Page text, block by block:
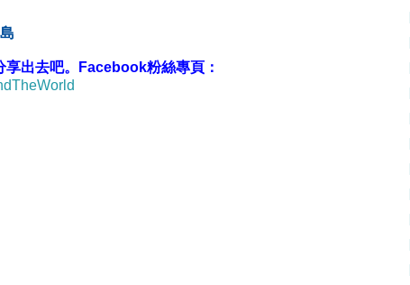
出去吧。Facebook粉絲專頁：